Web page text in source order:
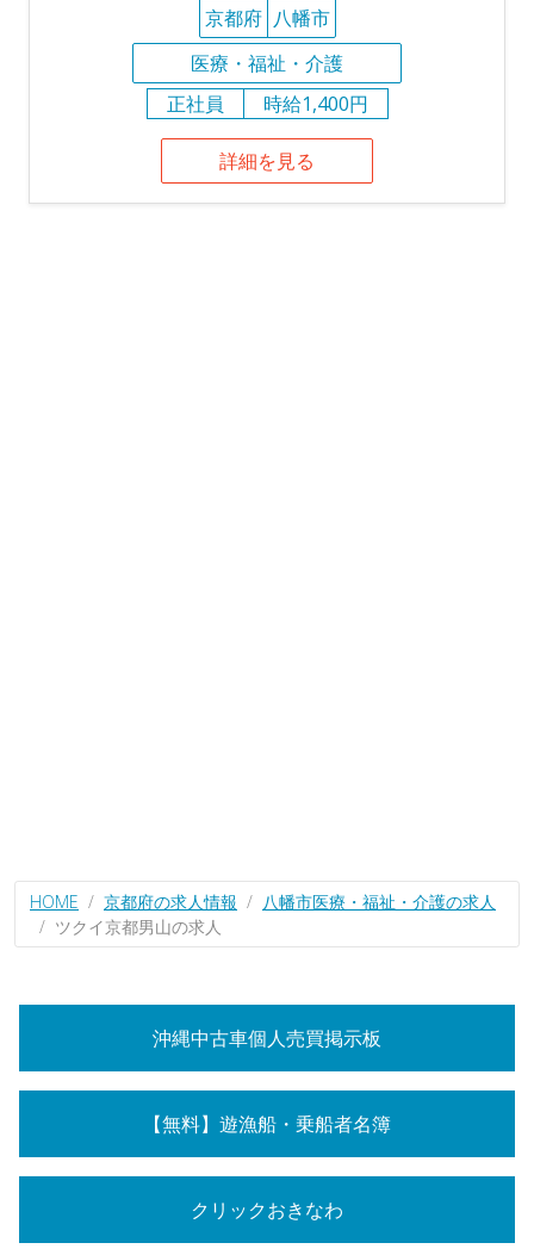
京都府 八幡市
医療・福祉・介護
正社員
時給1,400円
詳細を見る
HOME 京都府の求人情報
八幡市医療・福祉・介護の求人
ツクイ京都男山の求人
沖縄中古車個人売買掲示板
【無料】遊漁船・乗船者名簿
クリックおきなわ